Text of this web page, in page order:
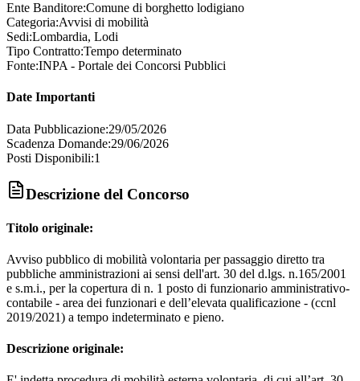
Ente Banditore:Comune di borghetto lodigiano
Categoria:Avvisi di mobilità
Sedi:Lombardia, Lodi
Tipo Contratto:Tempo determinato
Fonte:INPA - Portale dei Concorsi Pubblici
Date Importanti
Data Pubblicazione:29/05/2026
Scadenza Domande:29/06/2026
Posti Disponibili:1
Descrizione del Concorso
Titolo originale:
Avviso pubblico di mobilità volontaria per passaggio diretto tra
pubbliche amministrazioni ai sensi dell'art. 30 del d.lgs. n.165/2001
e s.m.i., per la copertura di n. 1 posto di funzionario amministrativo-
contabile - area dei funzionari e dell’elevata qualificazione - (ccnl
2019/2021) a tempo indeterminato e pieno.
Descrizione originale: